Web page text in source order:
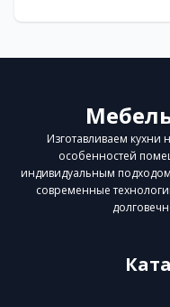
Изготавливаем кухни
особенностей
индивидуальным
современные